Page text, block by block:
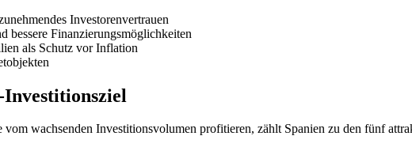
Investorenvertrauen
bessere Finanzierungsmöglichkeiten
als Schutz vor Inflation
vom wachsenden Investitionsvolumen profitieren, zählt Spanien zu den fünf